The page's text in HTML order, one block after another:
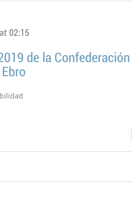
02:15
de la Confederación